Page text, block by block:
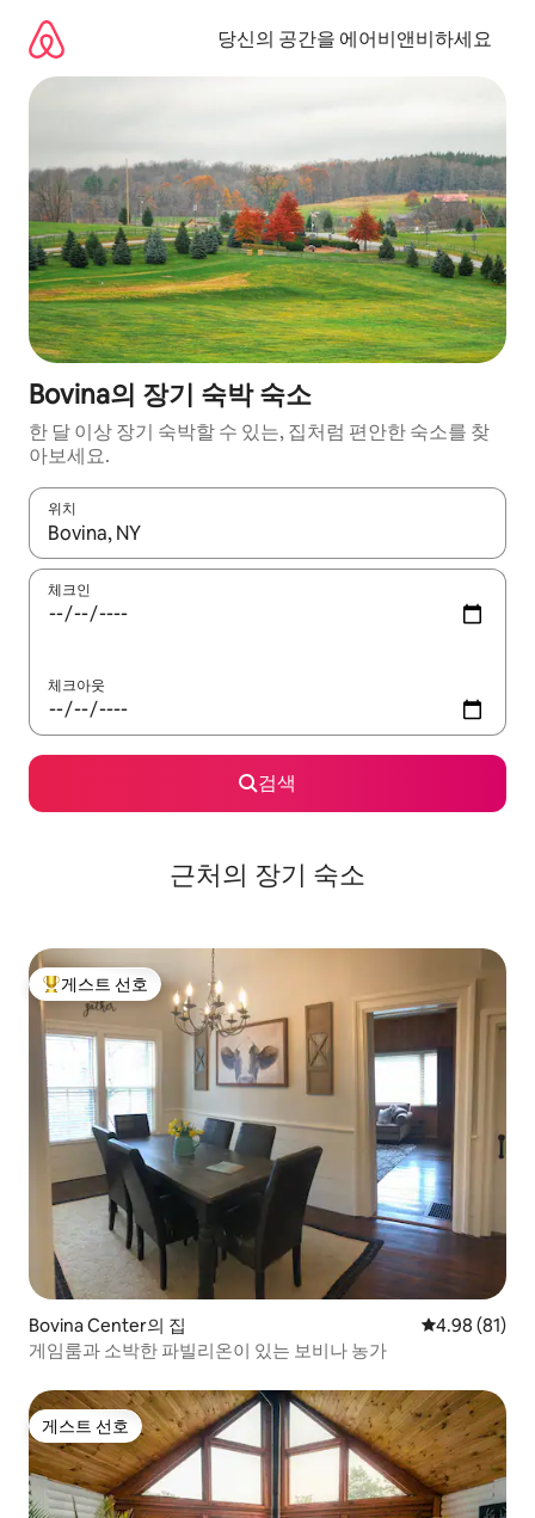
당신의 공간을 에어비앤비하세요
Bovina의 장기 숙박 숙소
한 달 이상 장기 숙박할 수 있는, 집처럼 편안한 숙소를 찾
아보세요.
위치
결과가 나오면 위·아래 화살표 키를 사용하거나 터치 또는 스와이
체크인
체크아웃
검색
근처의 장기 숙소
상위 게스트 선호
게스트 선호
Bovina Center의 집 평점 4.98점(5
4.98 (81)
게임룸과 소박한 파빌리온이 있는 보비나 농가
게스트 선호
게스트 선호